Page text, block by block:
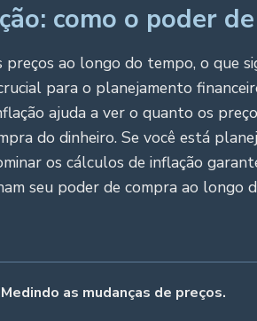
como o poder
ao longo do tempo, o que
para o planejamento
ajuda a ver o quanto os
do dinheiro. Se você está
os cálculos de inflação
seu poder de compra ao longo
as mudanças de preços.